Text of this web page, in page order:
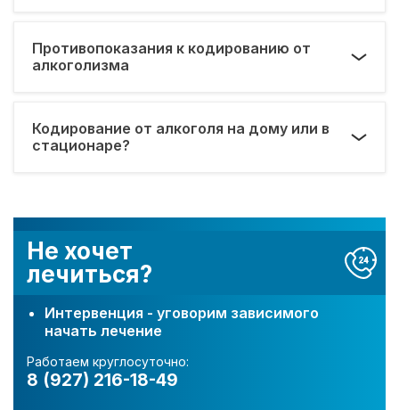
Не хочет
лечиться?
Интервенция - уговорим зависимого
начать лечение
Работаем круглосуточно:
8 (927) 216-18-49
Противопоказания к кодированию от
алкоголизма
Кодирование от алкоголя на дому или в
стационаре?